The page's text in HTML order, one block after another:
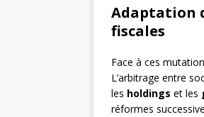
Adaptation
fiscales
Face à ces
L’arbitrage entre
les holdings et les
réformes